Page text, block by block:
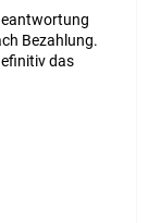
Bezahlung.
das
5 Sternen.